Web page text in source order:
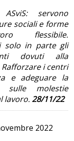
ASviS: servono
sociali e forme
flessibile.
solo in parte gli
dovuti alla
i centri
e adeguare la
sulle molestie
lavoro.28/11/22
2022